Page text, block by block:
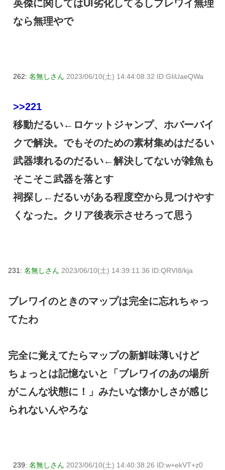
英傑に関してはUI劣化してるしブレワイ無理
なら無理やで
262: 名無しさん 2023/06/10(土) 14:44:08.32 ID:GIiUaeQWa
>>221
移動だるい←ロケットジャンプ、ホバーバイ
クで解決。でもそのための素材集めはだるい
武器壊れるのだるい←解決してないが雑魚も
そこそこ武器を落とす
祠探し←だるいがある程度空から見つけやす
くなった。クリア後表示させろって思う
231: 名無しさん 2023/06/10(土) 14:39:11.36 ID:QRVI8/kja
ブレワイのときのマップは完全に忘れちゃっ
てたわ
完全に覚えてたらマップの新鮮味薄いけど
ちょっとは記憶ないと「ブレワイのあの場所
がこんな状態に！」みたいな懐かしさが感じ
られないんやろな
239: 名無しさん 2023/06/10(土) 14:40:38.26 ID:w+ekVT+z0